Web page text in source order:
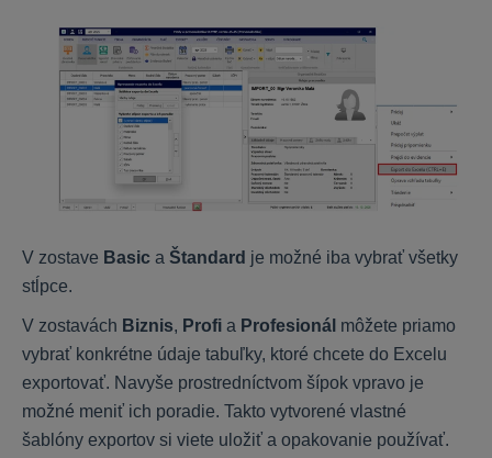
Prepojenie s účtovníctvom
Nastavenia
KROS Dochádzka
Základné nastavenia
Nastavenie zamestnanca
Pracovné kalendáre
Spracovanie dochádzky
Tlačové zostavy
V zostave Basic a Štandard je možné iba vybrať všetky
stĺpce.
V zostavách Biznis, Profi a Profesionál môžete priamo
vybrať konkrétne údaje tabuľky, ktoré chcete do Excelu
exportovať. Navyše prostredníctvom šípok vpravo je
možné meniť ich poradie. Takto vytvorené vlastné
šablóny exportov si viete uložiť a opakovanie používať.